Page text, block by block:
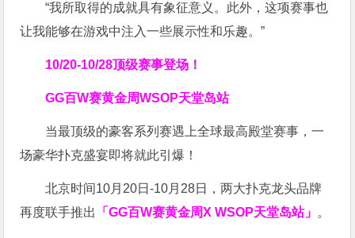
“我所取得的成就具有象征意义。此外，这项赛事也
让我能够在游戏中注入一些展示性和乐趣。”
10/20-10/28顶级赛事登场！
GG百W赛黄金周WSOP天堂岛站
当最顶级的豪客系列赛遇上全球最高殿堂赛事，一
场豪华扑克盛宴即将就此引爆！
北京时间10月20日-10月28日，两大扑克龙头品牌
再度联手推出
「GG百W赛黄金周X WSOP天堂岛站」 。